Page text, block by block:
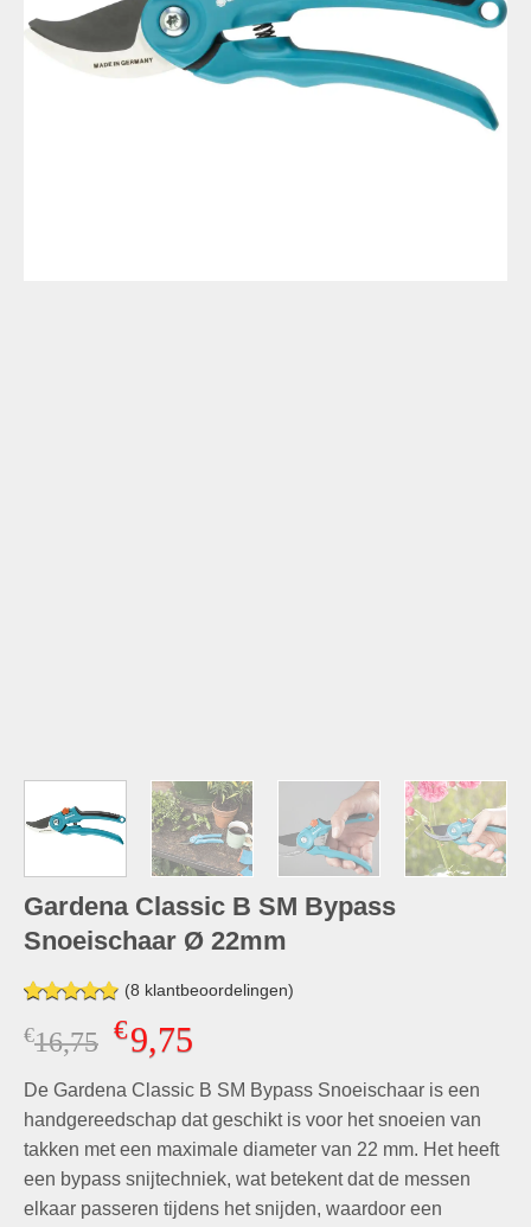
Gardena Classic B SM Bypass
Snoeischaar Ø 22mm
Gewaardeerd
4.88op 5
gebaseerd
waarderingen
(8 klantbeoordelingen)
€16,75 Oorspronkelijke
prijs
was:
€16,75.
€9,75Huidige
is:
€9,75.
De Gardena Classic B SM Bypass Snoeischaar is een
handgereedschap dat geschikt is voor het snoeien van
takken met een maximale diameter van 22 mm. Het heeft
een bypass snijtechniek, wat betekent dat de messen
elkaar passeren tijdens het snijden, waardoor een